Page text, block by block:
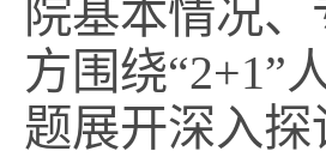
院基本情况
方围绕“2+1”
题展开深入